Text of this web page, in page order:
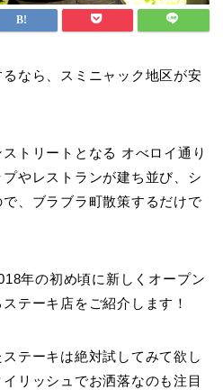
なら、スミニャック地区が安
トリートとなる オべロイ通り
やレストランが建ち並び、シ
、ブラブラ町散策するだけで
年の初め頃に新しくオープン
テーキ店をご紹介します！
テーキは絶対試してみて欲し
リッシュでお洒落なのも注目